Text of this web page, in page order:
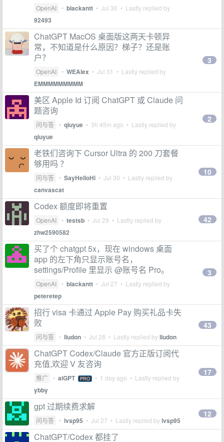
OpenAI • blackantt • Jul 30 • Lastly replied by
92493
ChatGPT MacOS 桌面版这两天卡顿异
常，不知道是什么原因？梯子？还是账
户？
OpenAI • WEAlex • Jul 31 • Lastly replied by
EMMMMMMMMM
3
美区 Apple Id 订阅 ChatGPT 或 Claude 问
题咨询
问与答 • qiuyue • 3h 45m ago • Lastly replied by
qiuyue
2
老铁们咨询下 Cursor Ultra 的 200 刀套餐
够用吗 ？
问与答 • SayHelloHi • Jul 30 • Lastly replied by
canvascat
10
Codex 额度即将重置
OpenAI • testsb • Jul 29 • Lastly replied by
zhw2590582
42
买了个 chatgpt 5x，现在 windows 桌面
app 的左下角只显示账号名，
settings/Profile 里显示 @账号名 Pro。
OpenAI • blackantt • Jul 27 • Lastly replied by
peteretep
3
招行 visa 卡通过 Apple Pay 购买礼品卡失
败
问与答 • liudon • Jul 28 • Lastly replied byliudon
43
ChatGPT Codex/Claude 官方正版订阅代
充值,欢迎 V 友咨询
推广 • aiGPT PRO • 1 day ago • Lastly replied by
ybby
17
gpt 过期续费求解
问与答 • lvsp95 • Jul 27 • Lastly replied bylvsp95
12
ChatGPT/Codex 都挂了